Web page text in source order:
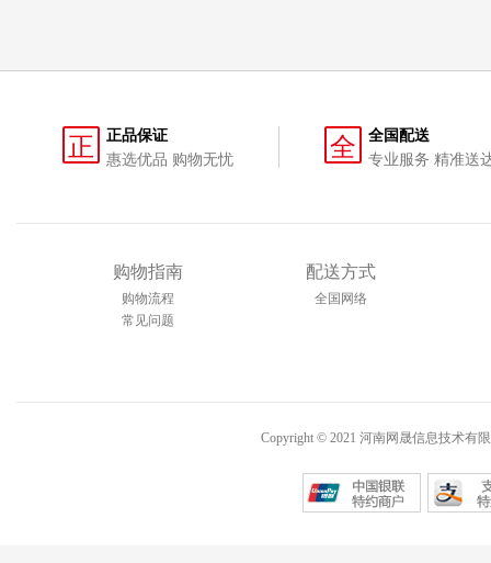
正
正品保证
惠选优品 购物无忧
全
全国配送
专业服务 精准送
购物指南
购物流程
常见问题
配送方式
全国网络
Copyright © 2021 河南网晟信息技术有